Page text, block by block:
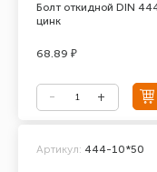
Болт откидной DIN
цинк
68.89 ₽
Артикул: 444-10*50